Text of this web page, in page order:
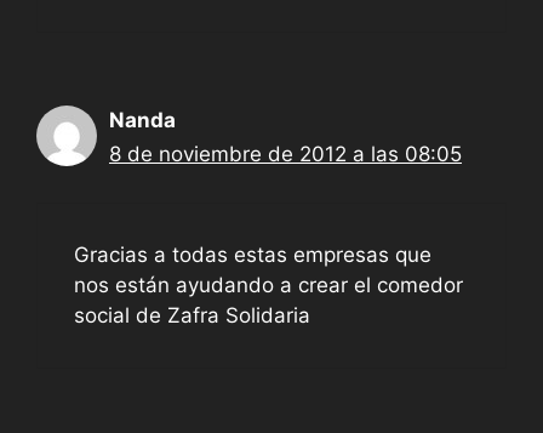
Nanda
8 de noviembre de 2012 a las 08:05
Gracias a todas estas empresas que
nos están ayudando a crear el comedor
social de Zafra Solidaria